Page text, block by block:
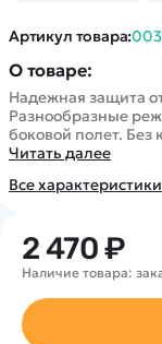
Артикул товара:
О товаре:
Надежная защита
Разнообразные
боковой полет. Без
Читать далее
Все характеристики
2 470 ₽
Наличие товара:
Катера
Роботы
Самолеты
Сборные
Детские
Спецтехника
Конструкторы
Запчасти для
Статьи про
Обзор
Аренда
Покупка в
Оплата и
Помощь
Отследить